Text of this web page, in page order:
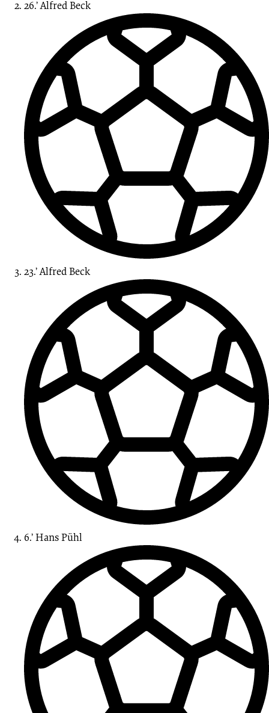
26.’AlfredBeck
23.’AlfredBeck
6.’HansPühl